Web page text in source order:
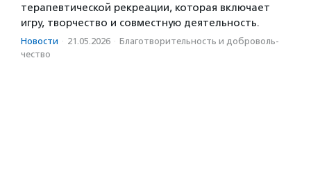
терапевтической рекреации, которая включает
игру, творчество и совместную деятельность.
Новости · 21.05.2026 · Благотвори­тель­ность и доброволь­
чест­во